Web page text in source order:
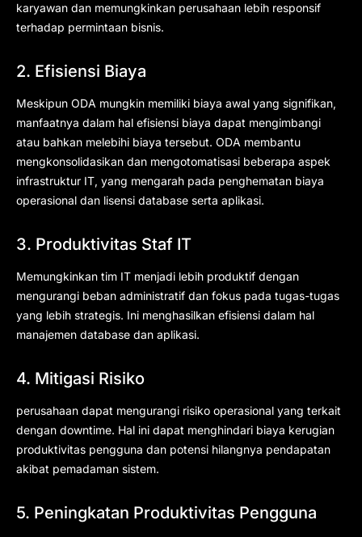
karyawan dan memungkinkan perusahaan lebih responsif
terhadap permintaan bisnis.
2. Efisiensi Biaya
Meskipun ODA mungkin memiliki biaya awal yang signifikan,
manfaatnya dalam hal efisiensi biaya dapat mengimbangi
atau bahkan melebihi biaya tersebut. ODA membantu
mengkonsolidasikan dan mengotomatisasi beberapa aspek
infrastruktur IT, yang mengarah pada penghematan biaya
operasional dan lisensi database serta aplikasi.
3. Produktivitas Staf IT
Memungkinkan tim IT menjadi lebih produktif dengan
mengurangi beban administratif dan fokus pada tugas-tugas
yang lebih strategis. Ini menghasilkan efisiensi dalam hal
manajemen database dan aplikasi.
4. Mitigasi Risiko
perusahaan dapat mengurangi risiko operasional yang terkait
dengan downtime. Hal ini dapat menghindari biaya kerugian
produktivitas pengguna dan potensi hilangnya pendapatan
akibat pemadaman sistem.
5. Peningkatan Produktivitas Pengguna